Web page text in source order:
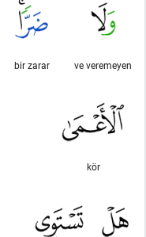
ve veremeyen
bir zarar
kör